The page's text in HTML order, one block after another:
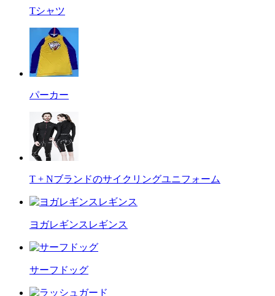
Tシャツ
パーカー
T + Nブランドのサイクリングユニフォーム
ヨガレギンスレギンス
サーフドッグ